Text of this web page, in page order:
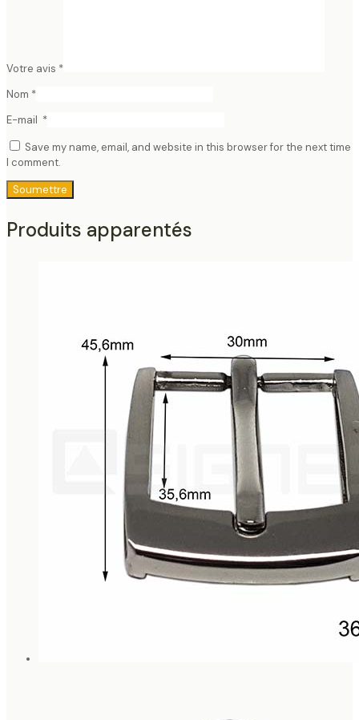
Votre avis *
Nom *
E-mail *
Save my name, email, and website in this browser for the next time
I comment.
Produits apparentés